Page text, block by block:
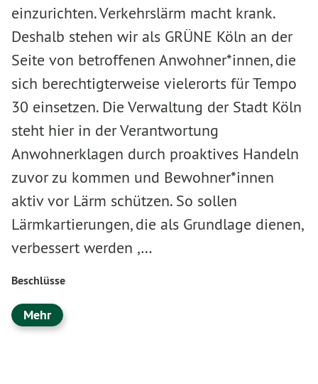
einzurichten. Verkehrslärm macht krank.
Deshalb stehen wir als GRÜNE Köln an der
Seite von betroffenen Anwohner*innen, die
sich berechtigterweise vielerorts für Tempo
30 einsetzen. Die Verwaltung der Stadt Köln
steht hier in der Verantwortung
Anwohnerklagen durch proaktives Handeln
zuvor zu kommen und Bewohner*innen
aktiv vor Lärm schützen. So sollen
Lärmkartierungen, die als Grundlage dienen,
verbessert werden ,…
Beschlüsse
Mehr